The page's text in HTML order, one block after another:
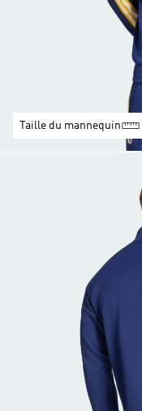
Taille du mannequin